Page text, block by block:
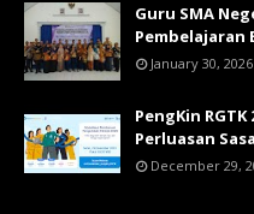
Guru SMA
Pembelajaran
January 30, 2026
PengKin
Perluasan
December 29,